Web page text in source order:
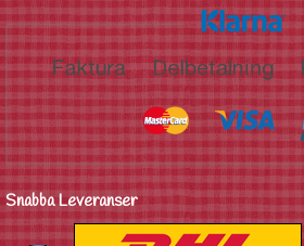
Snabba Leveranser